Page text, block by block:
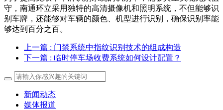
守，南通环立采用独特的高清摄像机和照明系统，不但能够识
别车牌，还能够对车辆的颜色、机型进行识别，确保识别率能
够达到百分之百。
上一篇 : 门禁系统中指纹识别技术的组成构造
下一篇 : 临时停车场收费系统如何设计配置？
新闻动态
媒体报道